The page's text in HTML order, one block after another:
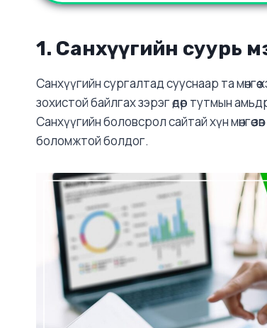
1. Санхүүгийн суурь
Санхүүгийн сургалтад сууснаар та
зохистой байлгах зэрэг өдөр тутмын
Санхүүгийн боловсрол сайтай хүн мөнгөө
боломжтой болдог.